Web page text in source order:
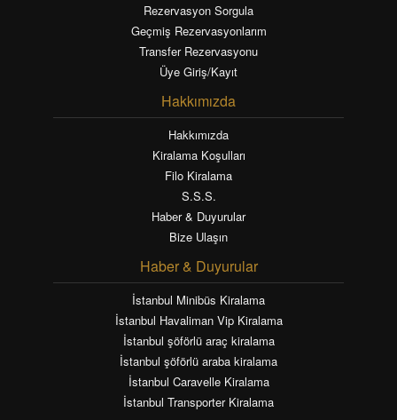
Rezervasyon Sorgula
Geçmiş Rezervasyonlarım
Transfer Rezervasyonu
Üye Giriş/Kayıt
Hakkımızda
Hakkımızda
Kiralama Koşulları
Filo Kiralama
S.S.S.
Haber & Duyurular
Bize Ulaşın
Haber & Duyurular
İstanbul Minibüs Kiralama
İstanbul Havaliman Vip Kiralama
İstanbul şöförlü araç kiralama
İstanbul şöförlü araba kiralama
İstanbul Caravelle Kiralama
İstanbul Transporter Kiralama